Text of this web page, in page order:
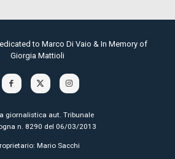
to Marco Di Vaio & In Memory of
Giorgia Mattioli
giornalistica aut. Tribunale
n. 8290 del 06/03/2013
Mario Sacchi